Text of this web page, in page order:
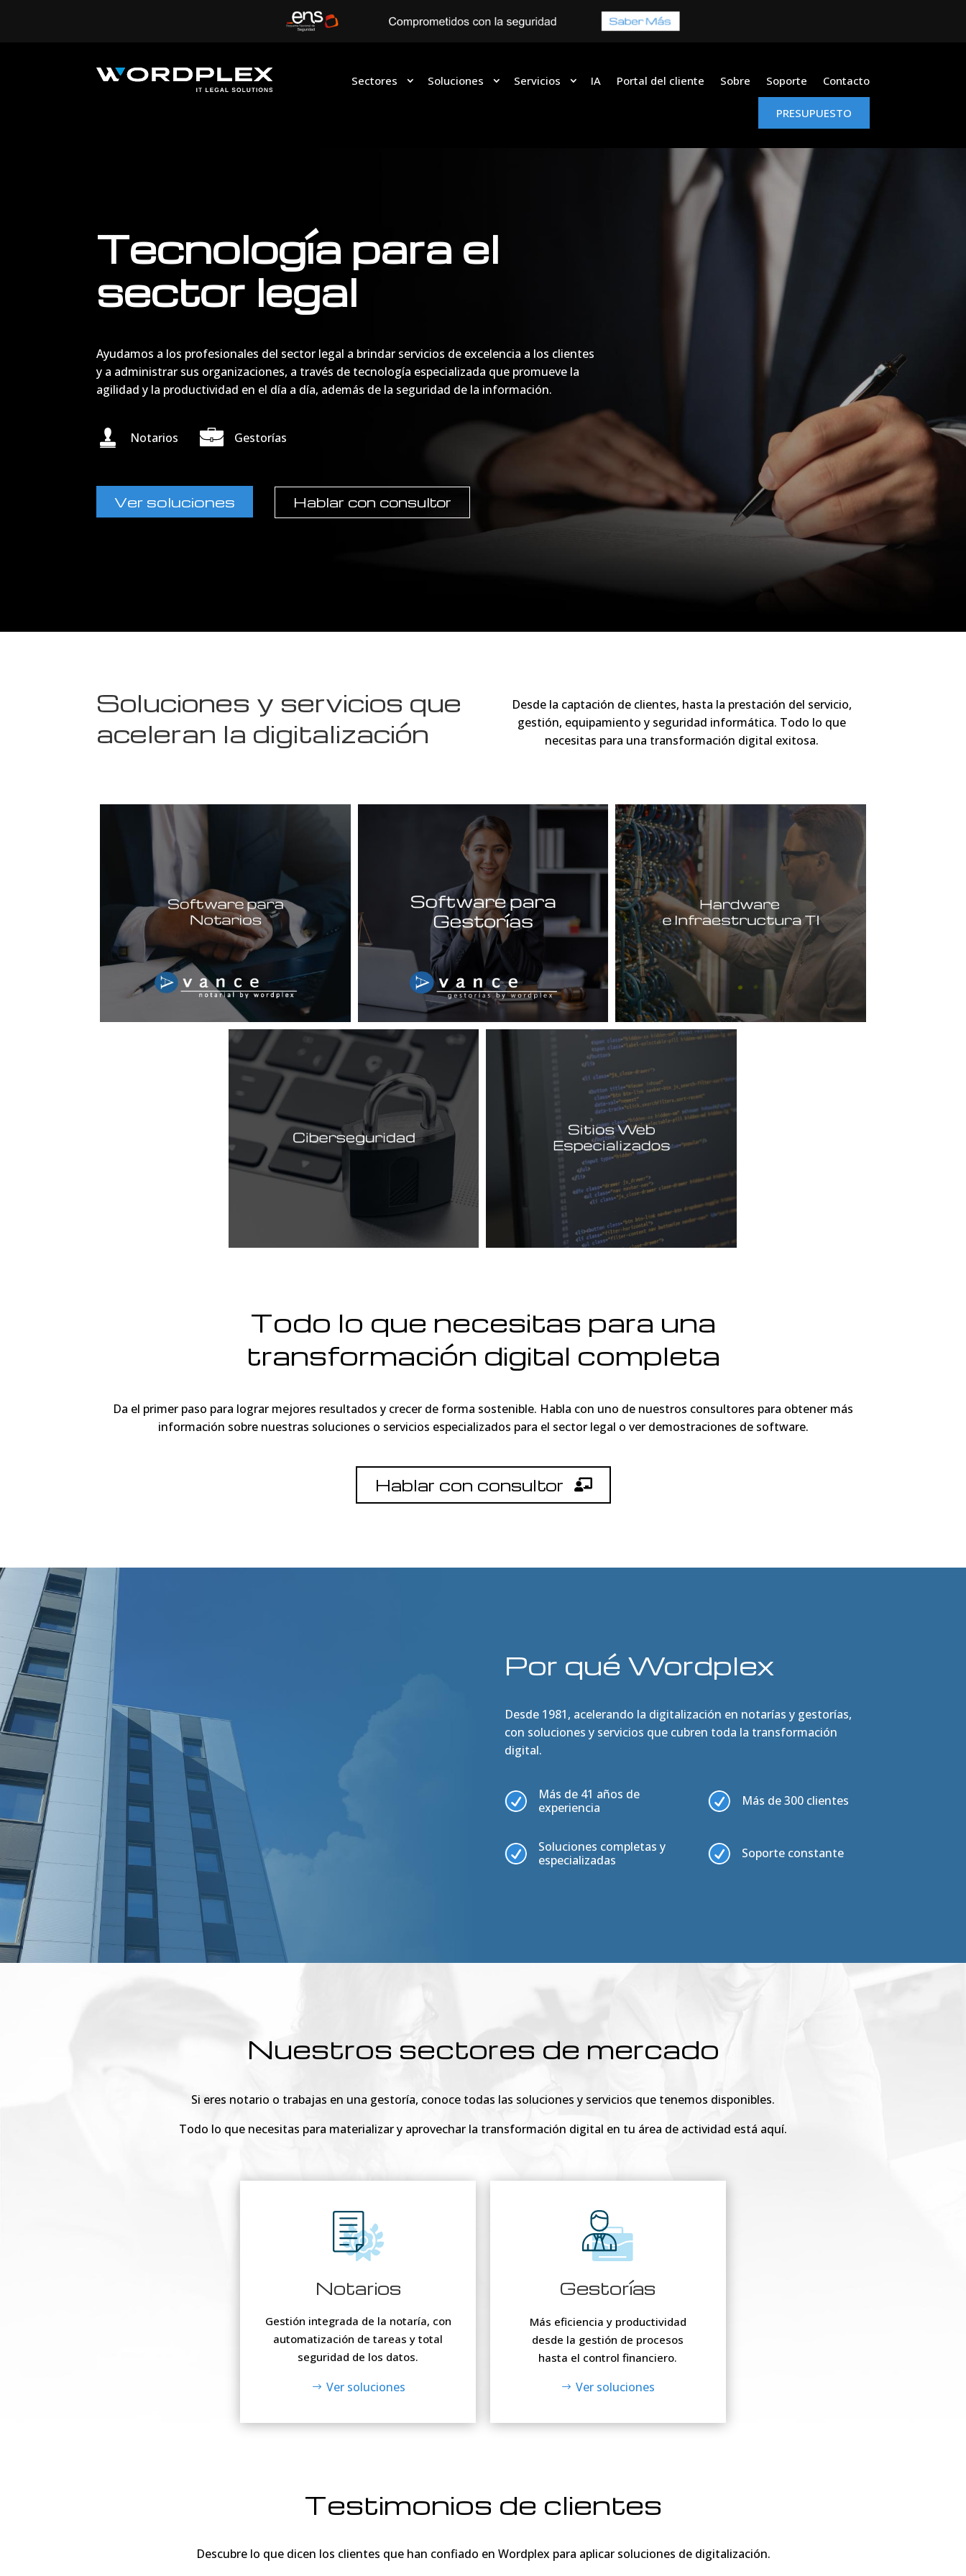
Sectores Soluciones Servicios IA Portal del cliente Sobre Soporte Contacto
PRESUPUESTO
Tecnología para el
sector legal
Ayudamos a los profesionales del sector legal a brindar servicios de excelencia a los clientes
y a administrar sus organizaciones, a través de tecnología especializada que promueve la
agilidad y la productividad en el día a día, además de la seguridad de la información.
Notarios Gestorías
Ver soluciones Hablar con consultor
Soluciones y servicios que
aceleran la digitalización
Desde la captación de clientes, hasta la prestación del servicio,
gestión, equipamiento y seguridad informática. Todo lo que
necesitas para una transformación digital exitosa.
Todo lo que necesitas para una
transformación digital completa
Da el primer paso para lograr mejores resultados y crecer de forma sostenible. Habla con uno de nuestros consultores para obtener más
información sobre nuestras soluciones o servicios especializados para el sector legal o ver demostraciones de software.
Hablar con consultor
Por qué Wordplex
Desde 1981, acelerando la digitalización en notarías y gestorías,
con soluciones y servicios que cubren toda la transformación
digital.
R
Más de 41 años de
experiencia
R Más de 300 clientes
R
Soluciones completas y
especializadas
R Soporte constante
Nuestros sectores de mercado
Si eres notario o trabajas en una gestoría, conoce todas las soluciones y servicios que tenemos disponibles.
Todo lo que necesitas para materializar y aprovechar la transformación digital en tu área de actividad está aquí.
Notarios
Gestión integrada de la notaría, con
automatización de tareas y total
seguridad de los datos.
Ver soluciones
Gestorías
Más eficiencia y productividad
desde la gestión de procesos
hasta el control financiero.
Ver soluciones
Testimonios de clientes
Descubre lo que dicen los clientes que han confiado en Wordplex para aplicar soluciones de digitalización.